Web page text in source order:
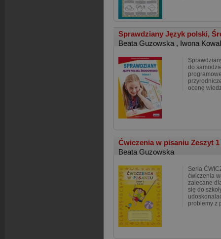
Sprawdziany Język polski,
Beata Guzowska , Iwona
do
ocenę
Ćwiczenia w pisaniu Zeszyt
Beata Guzowska
Seria
ćwiczenia
zalecane
się do
problemy z